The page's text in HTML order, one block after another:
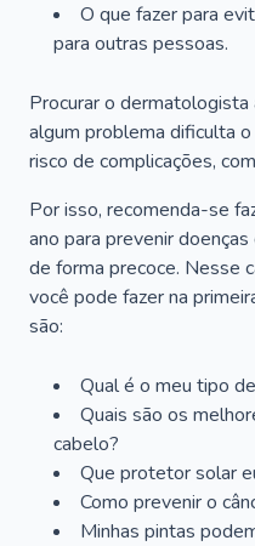
O que fazer para
para outras pessoas.
Procurar o
algum problema dificulta
risco de complicações,
Por isso, recomenda-se
ano para prevenir
de forma precoce. Nesse
você pode fazer na
são:
Qual é o meu tipo
Quais são os
cabelo?
Que protetor solar
Como prevenir o
Minhas pintas